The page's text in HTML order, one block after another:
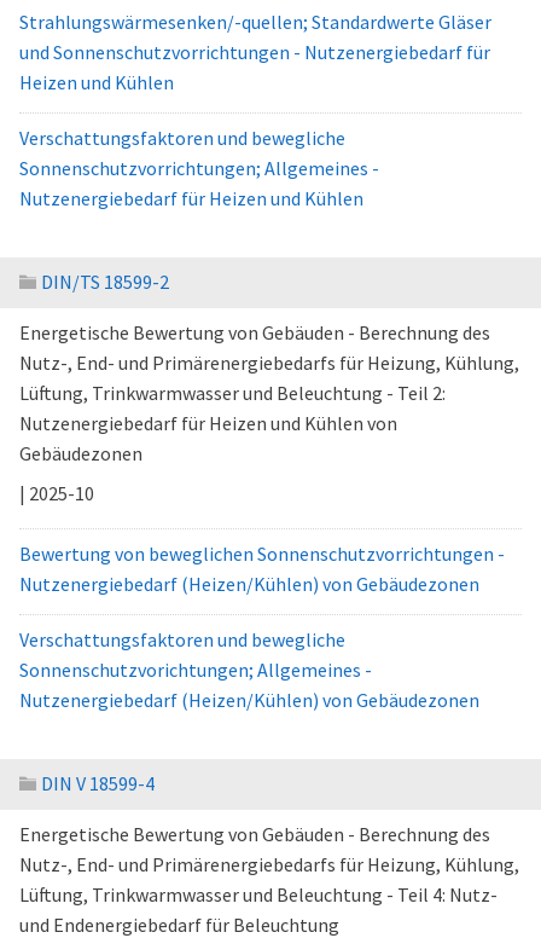
Strahlungswärmesenken/-quellen; Standardwerte Gläser
und Sonnenschutzvorrichtungen - Nutzenergiebedarf für
Heizen und Kühlen
Verschattungsfaktoren und bewegliche
Sonnenschutzvorrichtungen; Allgemeines -
Nutzenergiebedarf für Heizen und Kühlen
DIN/TS 18599-2
Energetische Bewertung von Gebäuden - Berechnung des
Nutz-, End- und Primärenergiebedarfs für Heizung, Kühlung,
Lüftung, Trinkwarmwasser und Beleuchtung - Teil 2:
Nutzenergiebedarf für Heizen und Kühlen von
Gebäudezonen
| 2025-10
Bewertung von beweglichen Sonnenschutzvorrichtungen -
Nutzenergiebedarf (Heizen/Kühlen) von Gebäudezonen
Verschattungsfaktoren und bewegliche
Sonnenschutzvorichtungen; Allgemeines -
Nutzenergiebedarf (Heizen/Kühlen) von Gebäudezonen
DIN V 18599-4
Energetische Bewertung von Gebäuden - Berechnung des
Nutz-, End- und Primärenergiebedarfs für Heizung, Kühlung,
Lüftung, Trinkwarmwasser und Beleuchtung - Teil 4: Nutz-
und Endenergiebedarf für Beleuchtung